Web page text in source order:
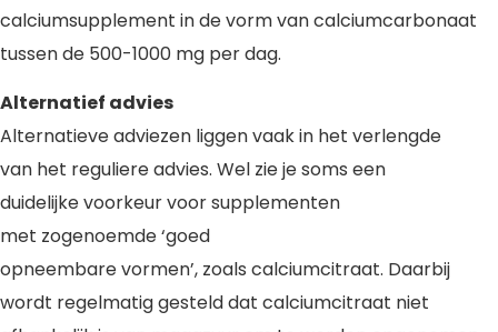
calciumsupplement in de vorm van calciumcarbonaat
tussen de 500-1000 mg per dag.
Alternatief advies
Alternatieve adviezen liggen vaak in het verlengde
van het reguliere advies. Wel zie je soms een
duidelijke voorkeur voor supplementen
met zogenoemde ‘goed
opneembare vormen’, zoals calciumcitraat. Daarbij
wordt regelmatig gesteld dat calciumcitraat niet